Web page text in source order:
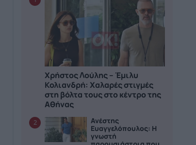
Χρήστος Λούλης – Έμιλυ
Κολιανδρή: Χαλαρές στιγμές
στη βόλτα τους στο κέντρο της
Αθήνας
2
Ανέστης
Ευαγγελόπουλος: Η
γνωστή